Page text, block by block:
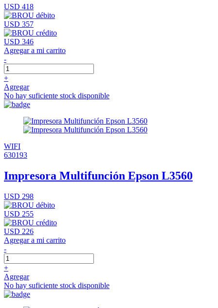
USD 418
USD 357
USD 346
Agregar a mi carrito
-
+
Agregar
No hay suficiente stock disponible
WIFI
630193
Impresora Multifunción Epson L3560
USD 298
USD 255
USD 226
Agregar a mi carrito
-
+
Agregar
No hay suficiente stock disponible